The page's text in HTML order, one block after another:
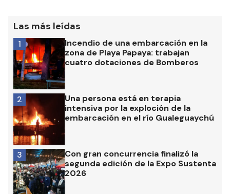
Las más leídas
Incendio de una embarcación en la
zona de Playa Papaya: trabajan
cuatro dotaciones de Bomberos
1
Una persona está en terapia
intensiva por la exploción de la
embarcación en el río Gualeguaychú
2
Con gran concurrencia finalizó la
segunda edición de la Expo Sustenta
2026
3